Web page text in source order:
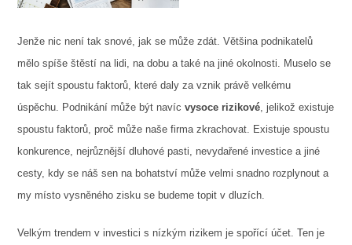
Jenže nic není tak snové, jak se může zdát. Většina podnikatelů
mělo spíše štěstí na lidi, na dobu a také na jiné okolnosti. Muselo se
tak sejít spoustu faktorů, které daly za vznik právě velkému
úspěchu. Podnikání může být navíc vysoce rizikové, jelikož existuje
spoustu faktorů, proč může naše firma zkrachovat. Existuje spoustu
konkurence, nejrůznější dluhové pasti, nevydařené investice a jiné
cesty, kdy se náš sen na bohatství může velmi snadno rozplynout a
my místo vysněného zisku se budeme topit v dluzích.
Velkým trendem v investici s nízkým rizikem je spořící účet. Ten je